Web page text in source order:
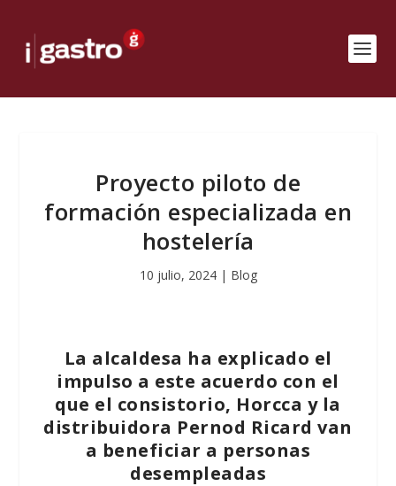
Proyecto piloto de
formación especializada en
hostelería
10 julio, 2024| Blog
La alcaldesa ha explicado el
impulso a este acuerdo con el
que el consistorio, Horcca y la
distribuidora Pernod Ricard van
a beneficiar a personas
desempleadas